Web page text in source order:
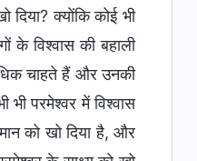
क्योंकि कोई भी
के विश्वास की बहाली
चाहते हैं और उनकी
परमेश्वर में विश्वास
को खो दिया है, और